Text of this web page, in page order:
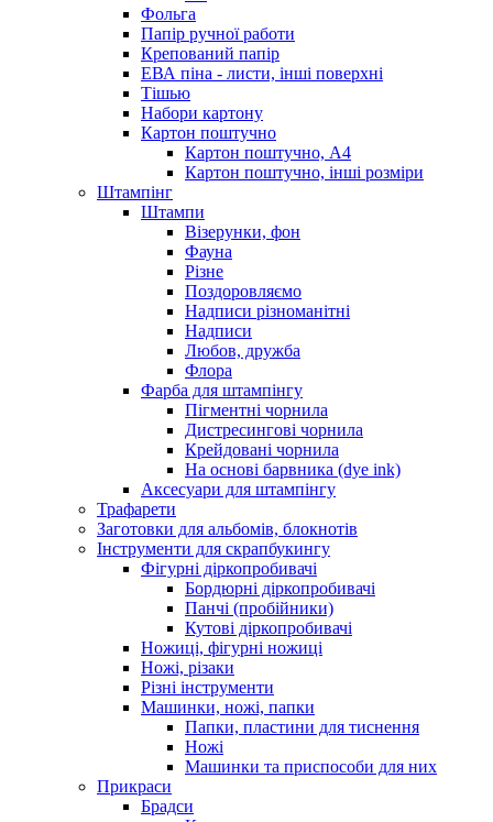
Фольга
Папір ручної работи
Крепований папір
ЕВА піна - листи, інші поверхні
Тішью
Набори картону
Картон поштучно
Картон поштучно, А4
Картон поштучно, інші розміри
Штампінг
Штампи
Візерунки, фон
Фауна
Різне
Поздоровляємо
Надписи різноманітні
Надписи
Любов, дружба
Флора
Фарба для штампінгу
Пігментні чорнила
Дистресингові чорнила
Крейдовані чорнила
На основі барвника (dye ink)
Аксесуари для штампінгу
Трафарети
Заготовки для альбомів, блокнотів
Інструменти для скрапбукингу
Фігурні діркопробивачі
Бордюрні діркопробивачі
Панчі (пробійники)
Кутові діркопробивачі
Ножиці, фігурні ножиці
Ножі, різаки
Різні інструменти
Машинки, ножі, папки
Папки, пластини для тиснення
Ножі
Машинки та приспособи для них
Прикраси
Брадси